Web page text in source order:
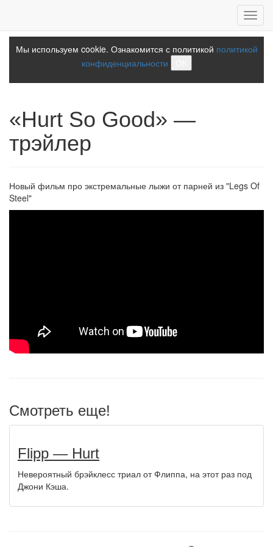
Мы используем cookie. Ознакомится с политикой политикой
конфиденциальности
«Hurt So Good» —
трэйлер
Новый фильм про экстремальные лыжи от парней из "Legs Of
Steel"
Смотреть еще!
Flipp — Hurt
Невероятный брэйклесс триал от Флиппа, на этот раз под
Джони Кэша.